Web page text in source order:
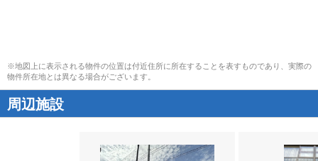
※地図上に表示される物件の位置は付近住所に所在することを表すものであり、実際の
物件所在地とは異なる場合がございます。
周辺施設